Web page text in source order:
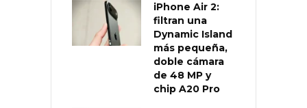
iPhone Air 2:
filtran una
Dynamic Island
más pequeña,
doble cámara
de 48 MP y
chip A20 Pro